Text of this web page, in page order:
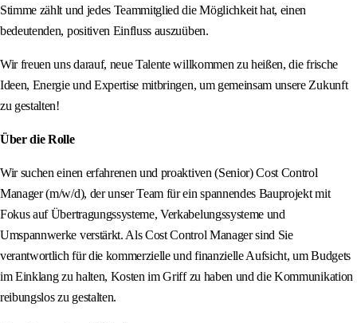
Stimme zählt und jedes Teammitglied die Möglichkeit hat, einen
bedeutenden, positiven Einfluss auszuüben.
Wir freuen uns darauf, neue Talente willkommen zu heißen, die frische
Ideen, Energie und Expertise mitbringen, um gemeinsam unsere Zukunft
zu gestalten!
Über die Rolle
Wir suchen einen erfahrenen und proaktiven (Senior) Cost Control
Manager (m/w/d), der unser Team für ein spannendes Bauprojekt mit
Fokus auf Übertragungssysteme, Verkabelungssysteme und
Umspannwerke verstärkt. Als Cost Control Manager sind Sie
verantwortlich für die kommerzielle und finanzielle Aufsicht, um Budgets
im Einklang zu halten, Kosten im Griff zu haben und die Kommunikation
reibungslos zu gestalten.